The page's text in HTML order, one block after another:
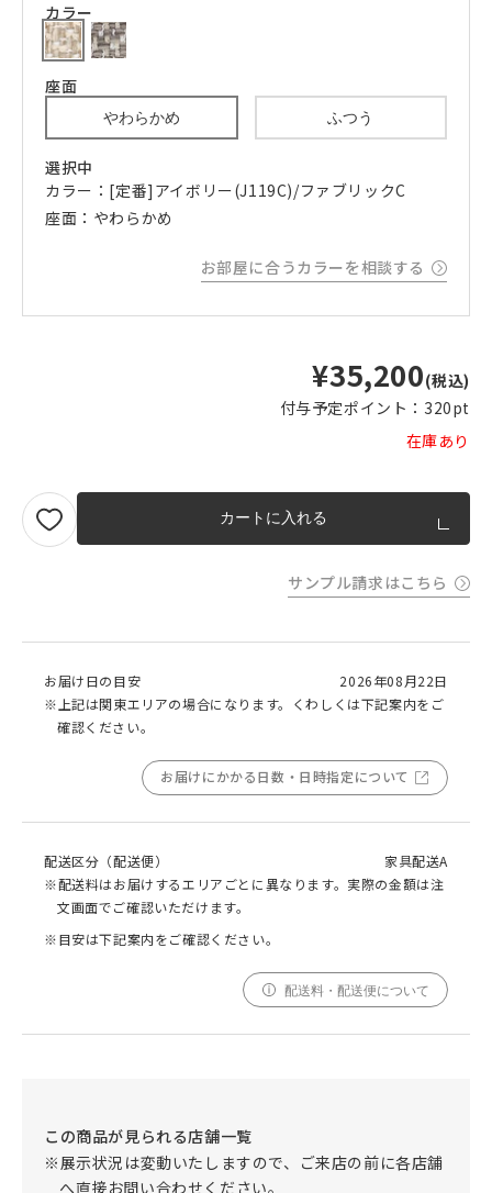
カラー
座面
やわらかめ ふつう
選択中
カラー：[定番]アイボリー(J119C)/ファブリックC
座面：やわらかめ
お部屋に合うカラーを相談する
¥35,200(税込)
付与予定ポイント： 320pt
在庫あり
カートに入れる
サンプル請求はこちら
お届け日の目安
2026年08月22日
※上記は関東エリアの場合になります。くわしくは下記案内をご
確認ください。
お届けにかかる日数・日時指定について
配送区分（配送便）
家具配送A
※配送料はお届けするエリアごとに異なります。実際の金額は注
文画面でご確認いただけます。
※目安は下記案内をご確認ください。
配送料・配送便について
この商品が見られる店舗一覧
※展示状況は変動いたしますので、ご来店の前に各店舗
へ直接お問い合わせください。